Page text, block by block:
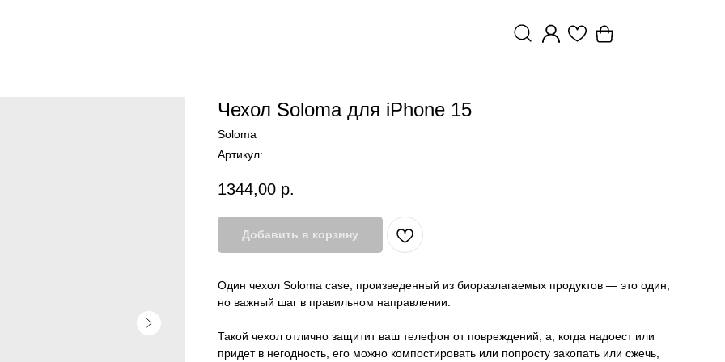
Чехол Soloma для iPhone 15
Soloma
Артикул:
1344,00 р.
Добавить в корзину
Один чехол Soloma case, произведенный из биоразлагаемых продуктов — это один,
но важный шаг в правильном направлении.
Такой чехол отлично защитит ваш телефон от повреждений, а, когда надоест или
придет в негодность, его можно компостировать или попросту закопать или сжечь,